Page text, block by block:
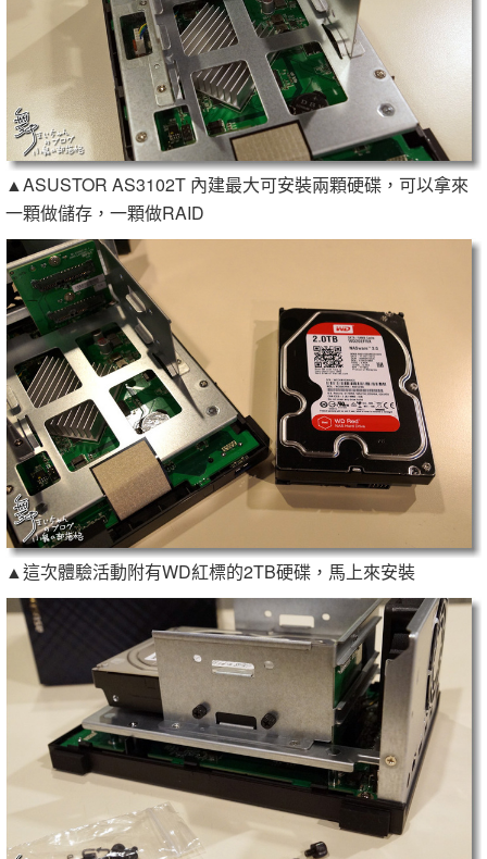
▲ASUSTOR AS3102T 內建最大可安裝兩顆硬碟，可以拿來
一顆做儲存，一顆做RAID
▲這次體驗活動附有WD紅標的2TB硬碟，馬上來安裝